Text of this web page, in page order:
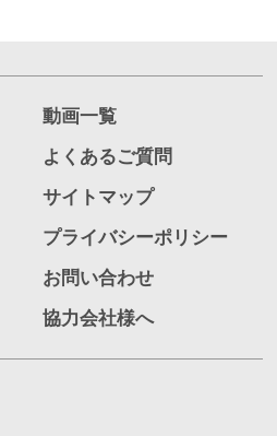
動画一覧
よくあるご質問
サイトマップ
プライバシーポリシー
お問い合わせ
協力会社様へ